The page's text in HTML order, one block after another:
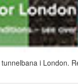
i London.